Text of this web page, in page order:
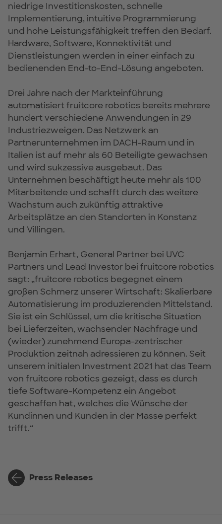
niedrige Investitionskosten, schnelle
Implementierung, intuitive Programmierung
und hohe Leistungsfähigkeit treffen den Bedarf.
Hardware, Software, Konnektivität und
Dienstleistungen werden in einer einfach zu
bedienenden End-to-End-Lösung angeboten.
Drei Jahre nach der Markteinführung
automatisiert fruitcore robotics bereits mehrere
hundert verschiedene Anwendungen in 29
Industriezweigen. Das Netzwerk an
Partnerunternehmen im DACH-Raum und in
Italien ist auf mehr als 60 Beteiligte gewachsen
und wird sukzessive ausgebaut. Das
Unternehmen beschäftigt heute mehr als 100
Mitarbeitende und schafft durch das weitere
Wachstum auch zukünftig attraktive
Arbeitsplätze an den Standorten in Konstanz
und Villingen.
Benjamin Erhart, General Partner bei UVC
Partners und Lead Investor bei fruitcore robotics
sagt: „fruitcore robotics begegnet einem
großen Schmerz unserer Wirtschaft: Skalierbare
Automatisierung im produzierenden Mittelstand.
Sie ist ein Schlüssel, um die kritische Situation
bei Lieferzeiten, wachsender Nachfrage und
(wieder) zunehmend Europa-zentrischer
Produktion zeitnah adressieren zu können. Seit
unserem initialen Investment 2021 hat das Team
von fruitcore robotics gezeigt, dass es durch
tiefe Software-Kompetenz ein Angebot
geschaffen hat, welches die Wünsche der
Kundinnen und Kunden in der Masse perfekt
trifft.“
Press Releases